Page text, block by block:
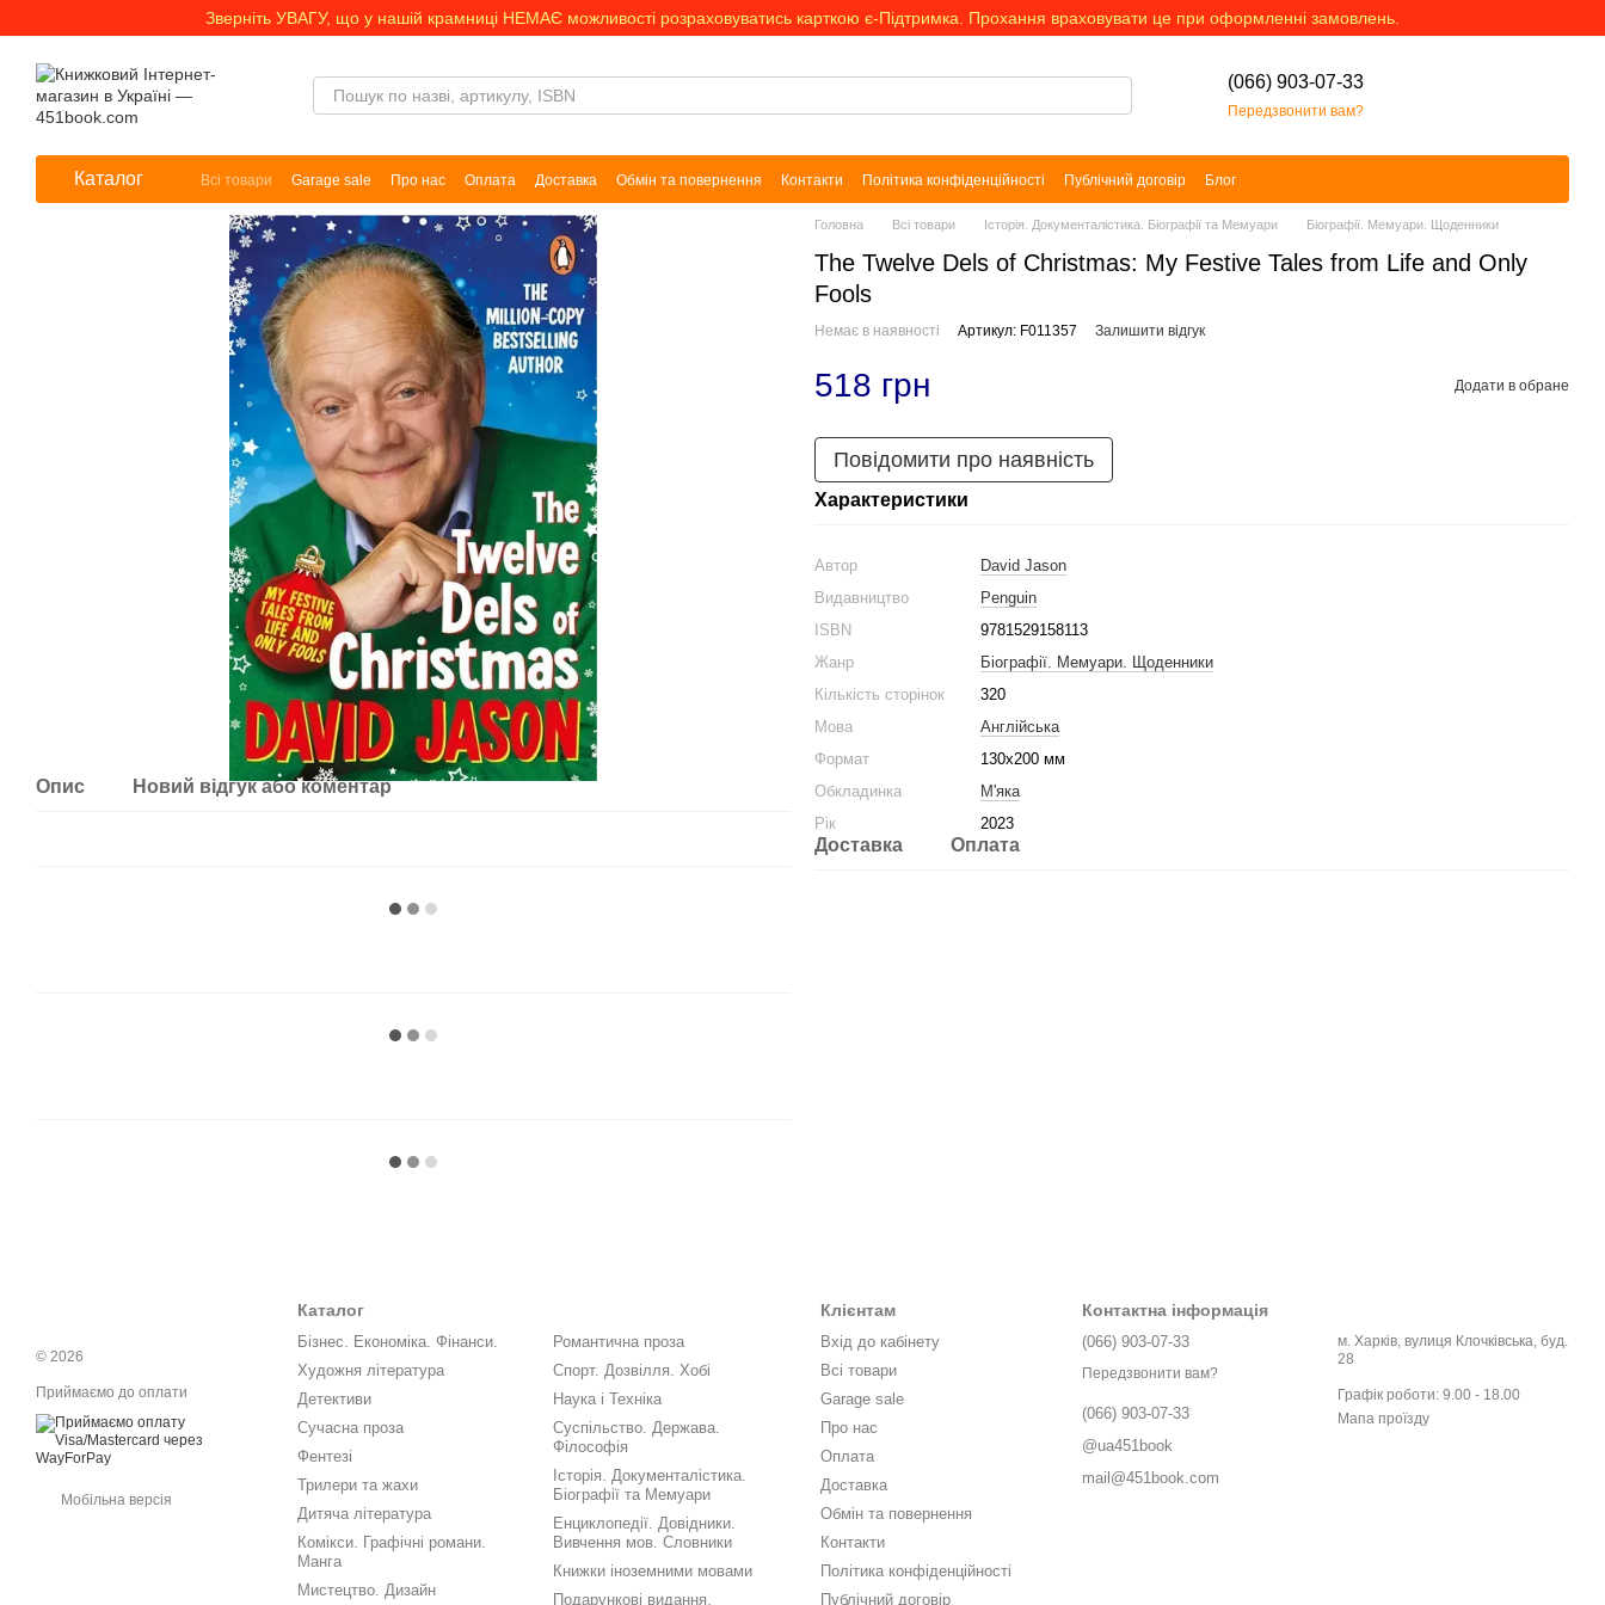
Перейти до основного контентуЗверніть УВАГУ, що у нашій крамниці НЕМАЄ можливості розраховуватись карткою є-Підтримка. Прохання враховувати це при оформленні замовлень.
(066) 903-07-33
Передзвонити вам?
Каталог Всі товари Garage sale Про нас Оплата Доставка Обмін та повернення Контакти Політика конфіденційності Публічний договір Блог
Опис Новий відгук або коментар
Головна Всі товари Історія. Документалістика. Біографії та Мемуари Біографії. Мемуари. Щоденники
The Twelve Dels of Christmas: My Festive Tales from Life and Only
Fools
Немає в наявності Артикул: F011357 Залишити відгук
518 грн Додати в обране
Повідомити про наявність
Характеристики
Автор
David Jason
Видавництво
Penguin
ISBN
9781529158113
Жанр
Біографії. Мемуари. Щоденники
Кількість сторінок
320
Мова
Англійська
Формат
130x200 мм
Обкладинка
М'яка
Рік
2023
Доставка Оплата
© 2026
Приймаємо до оплати
Мобільна версія
Каталог
Бізнес. Економіка. Фінанси.
Художня література
Детективи
Сучасна проза
Фентезі
Трилери та жахи
Дитяча література
Комікси. Графічні романи.
Манга
Мистецтво. Дизайн
Романтична проза
Спорт. Дозвілля. Хобі
Наука і Техніка
Суспільство. Держава.
Філософія
Історія. Документалістика.
Біографії та Мемуари
Енциклопедії. Довідники.
Вивчення мов. Словники
Книжки іноземними мовами
Подарункові видання.
Клієнтам
Вхід до кабінету
Всі товари
Garage sale
Про нас
Оплата
Доставка
Обмін та повернення
Контакти
Політика конфіденційності
Публічний договір
Контактна інформація
(066) 903-07-33
Передзвонити вам?
(066) 903-07-33
@ua451book
mail@451book.com
м. Харків, вулиця Клочківська, буд.
28
Графік роботи: 9.00 - 18.00
Мапа проїзду